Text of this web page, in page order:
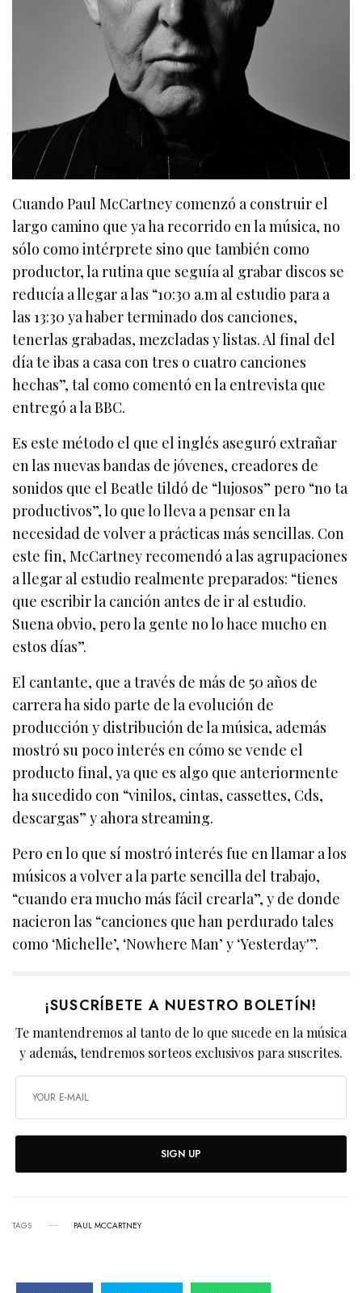
Cuando Paul McCartney comenzó a construir el
largo camino que ya ha recorrido en la música, no
sólo como intérprete sino que también como
productor, la rutina que seguía al grabar discos se
reducía a llegar a las “10:30 a.m al estudio para a
las 13:30 ya haber terminado dos canciones,
tenerlas grabadas, mezcladas y listas. Al final del
día te ibas a casa con tres o cuatro canciones
hechas”, tal como comentó en la entrevista que
entregó a la BBC.
Es este método el que el inglés aseguró extrañar
en las nuevas bandas de jóvenes, creadores de
sonidos que el Beatle tildó de “lujosos” pero “no ta
productivos”, lo que lo lleva a pensar en la
necesidad de volver a prácticas más sencillas. Con
este fin, McCartney recomendó a las agrupaciones
a llegar al estudio realmente preparados: “tienes
que escribir la canción antes de ir al estudio.
Suena obvio, pero la gente no lo hace mucho en
estos días”.
El cantante, que a través de más de 50 años de
carrera ha sido parte de la evolución de
producción y distribución de la música, además
mostró su poco interés en cómo se vende el
producto final, ya que es algo que anteriormente
ha sucedido con “vinilos, cintas, cassettes, Cds,
descargas” y ahora streaming.
Pero en lo que sí mostró interés fue en llamar a los
músicos a volver a la parte sencilla del trabajo,
“cuando era mucho más fácil crearla”, y de donde
nacieron las “canciones que han perdurado tales
como ‘Michelle’, ‘Nowhere Man’ y ‘Yesterday'”.
¡SUSCRÍBETE A NUESTRO BOLETÍN!
Te mantendremos al tanto de lo que sucede en la música
y además, tendremos sorteos exclusivos para suscrites.
SIGN UP
TAGS PAUL MCCARTNEY